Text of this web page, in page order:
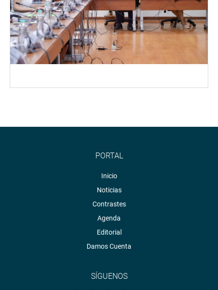
PORTAL
Inicio
Noticias
Contrastes
Agenda
Editorial
Damos Cuenta
SÍGUENOS